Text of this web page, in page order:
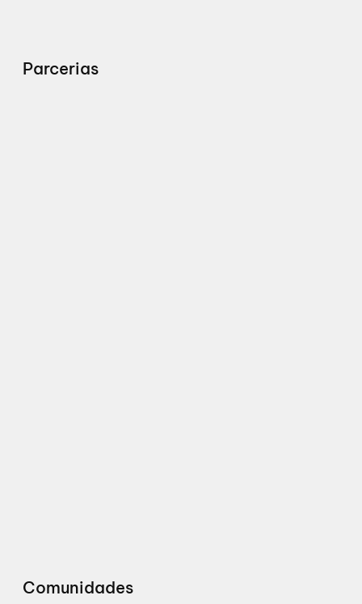
Parcerias
Comunidades